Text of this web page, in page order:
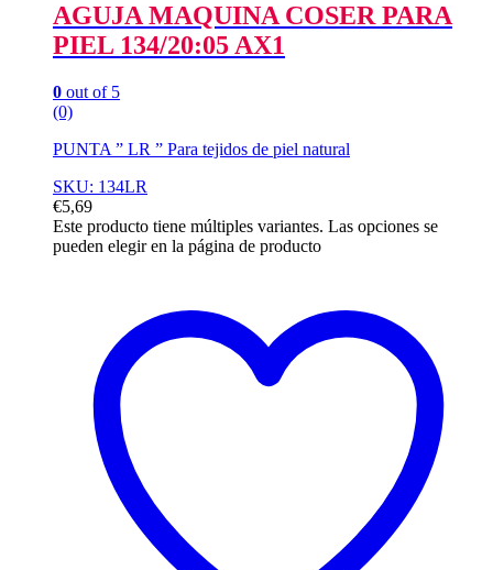
AGUJA MAQUINA COSER PARA
PIEL 134/20:05 AX1
0 out of 5
(0)
PUNTA ” LR ” Para tejidos de piel natural
SKU: 134LR
€5,69
Este producto tiene múltiples variantes. Las opciones se
pueden elegir en la página de producto